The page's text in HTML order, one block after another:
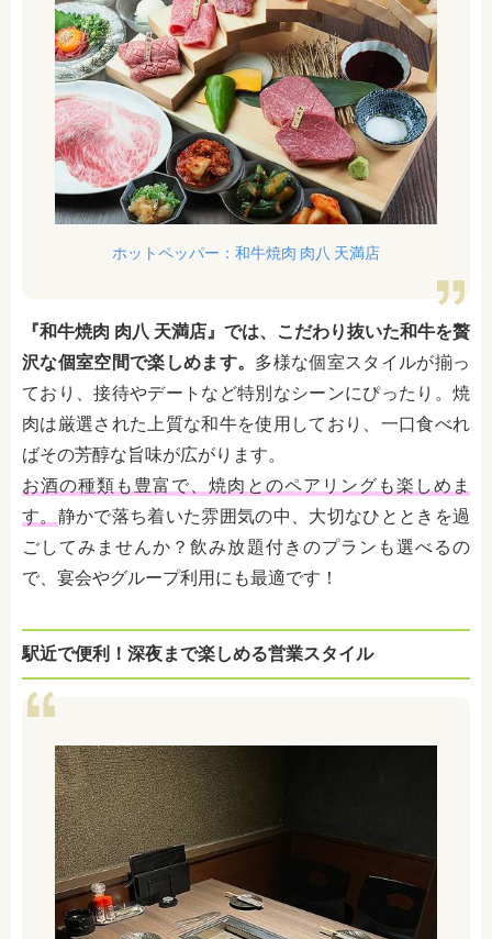
ホットペッパー：和牛焼肉 肉八 天満店
『和牛焼肉 肉八 天満店』では、こだわり抜いた和牛を贅
沢な個室空間で楽しめます。 多様な個室スタイルが揃っ
ており、接待やデートなど特別なシーンにぴったり。焼
肉は厳選された上質な和牛を使用しており、一口食べれ
ばその芳醇な旨味が広がります。
お酒の種類も豊富で、焼肉とのペアリングも楽しめま
す。 静かで落ち着いた雰囲気の中、大切なひとときを過
ごしてみませんか？飲み放題付きのプランも選べるの
で、宴会やグループ利用にも最適です！
駅近で便利！深夜まで楽しめる営業スタイル